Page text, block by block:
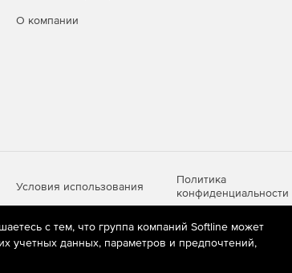
О компании
Условия использования
Политика
конфиденциальности
(информационные технологии
сети «Интернет», находящихся на территории
с тем, что группа компаний Softline может
учетных данных, параметров и предпочтений,